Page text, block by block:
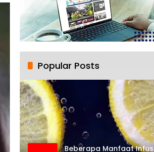
Popular Posts
Beberapa Manfaat Infus